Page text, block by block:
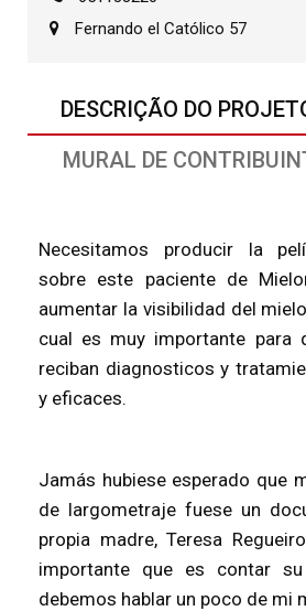
DESCRIÇÃO DO
MURAL DE
Necesitamos producir la
sobre este paciente de
aumentar la visibilidad del
cual es muy importante para
reciban diagnosticos y
y eficaces.
Jamás hubiese esperado que
de largometraje fuese un
propia madre, Teresa
importante que es contar
debemos hablar un poco de mi
Fernando el Católico 57